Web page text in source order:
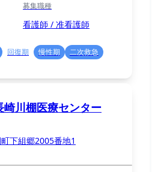
募集職種
看護師 / 准看護師
回復期 慢性期
二次救急
崎川棚医療センター
下組郷2005番地1